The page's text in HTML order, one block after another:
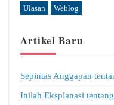
Ulasan Weblog
Artikel Baru
Sepintas Anggapan
Inilah Eksplanasi